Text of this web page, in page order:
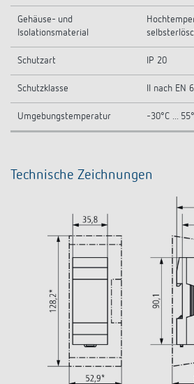
Gehäuse- und
Isolationsmaterial
Schutzart IP 20
Schutzklasse II nach EN
Umgebungstemperatur -30°C ...
Technische Zeichnungen